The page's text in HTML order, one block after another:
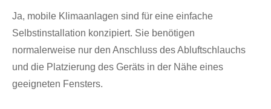
Ja, mobile Klimaanlagen sind für eine einfache
Selbstinstallation konzipiert. Sie benötigen
normalerweise nur den Anschluss des Abluftschlauchs
und die Platzierung des Geräts in der Nähe eines
geeigneten Fensters.